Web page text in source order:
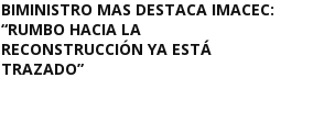
BIMINISTRO MAS DESTACA IMACEC:
“RUMBO HACIA LA
RECONSTRUCCIÓN YA ESTÁ
TRAZADO”